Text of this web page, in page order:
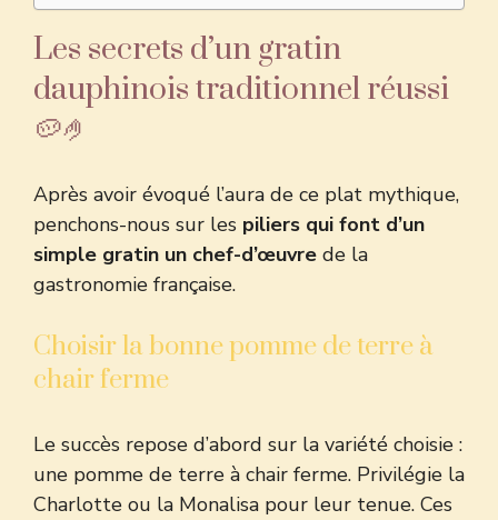
Les secrets d’un gratin
dauphinois traditionnel réussi
🥔🤌
Après avoir évoqué l’aura de ce plat mythique,
penchons-nous sur les piliers qui font d’un
simple gratin un chef-d’œuvre de la
gastronomie française.
Choisir la bonne pomme de terre à
chair ferme
Le succès repose d’abord sur la variété choisie :
une pomme de terre à chair ferme. Privilégie la
Charlotte ou la Monalisa pour leur tenue. Ces